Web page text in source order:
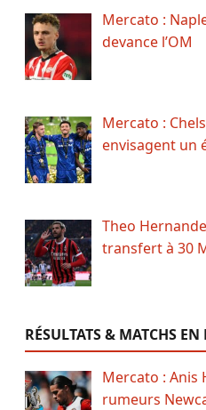
Mercato :
devance l’OM
Mercato :
envisagent un
Theo
transfert à 30
RÉSULTATS & MATCHS EN
Mercato : Anis
rumeurs